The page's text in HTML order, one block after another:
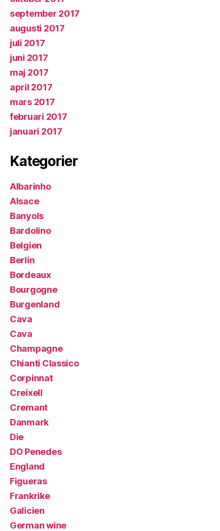
september 2017
augusti 2017
juli 2017
juni 2017
maj 2017
april 2017
mars 2017
februari 2017
januari 2017
Kategorier
Albarinho
Alsace
Banyols
Bardolino
Belgien
Berlin
Bordeaux
Bourgogne
Burgenland
Cava
Cava
Champagne
Chianti Classico
Corpinnat
Creixell
Cremant
Danmark
Die
DO Penedes
England
Figueras
Frankrike
Galicien
German wine